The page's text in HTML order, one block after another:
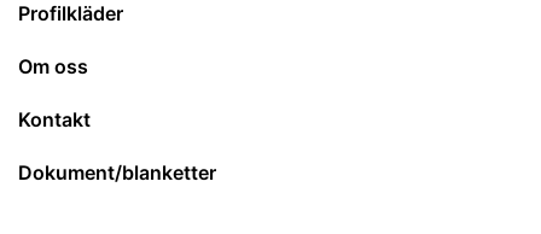
Profilkläder
Om oss
Kontakt
Dokument/blanketter